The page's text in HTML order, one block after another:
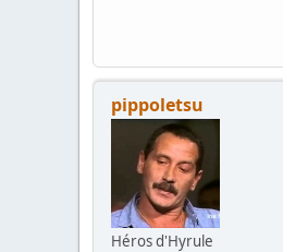
pippoletsu
Héros d'Hyrule